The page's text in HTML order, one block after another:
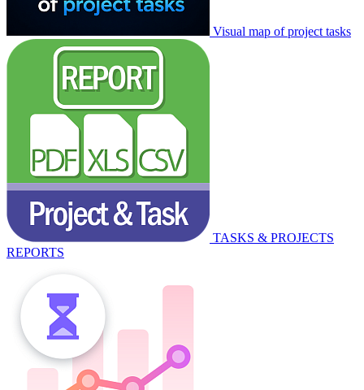
Visual map of project tasks
TASKS & PROJECTS
REPORTS